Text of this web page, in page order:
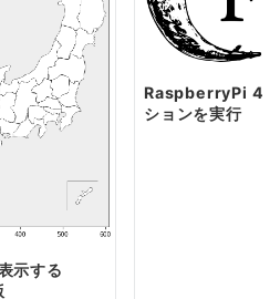
示する
RaspberryPi 4
ションを実行